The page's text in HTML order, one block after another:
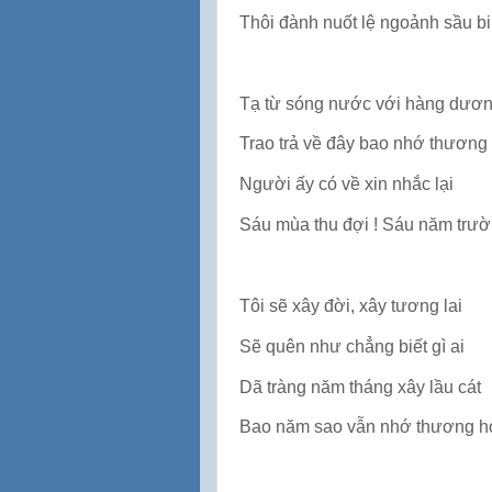
Thôi đành nuốt lệ ngoảnh sầu bi
Tạ từ sóng nước với hàng
Trao trả về đây bao nhớ thương
Người ấy có về xin nhắc lại
Sáu mùa thu đợi ! Sáu năm
Tôi sẽ xây đời, xây tương lai
Sẽ quên như chẳng biết gì ai
Dã tràng năm tháng xây lầu cát
Bao năm sao vẫn nhớ thương